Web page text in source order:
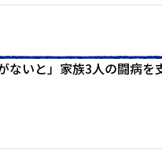
ないと」家族3人の闘病